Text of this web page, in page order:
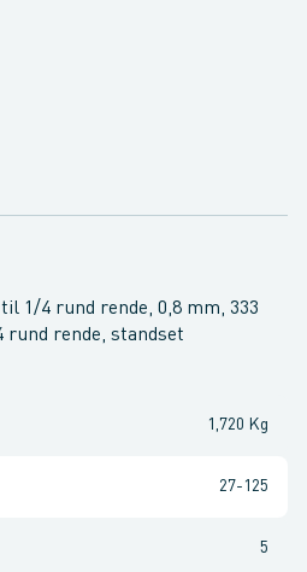
1/4 rund rende, 0,8 mm, 333
rende, standset
1,720 Kg
27-125
5